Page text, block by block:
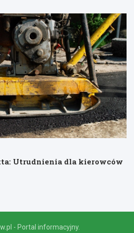
Utrudnienia dla kierowców
- Portal informacyjny.